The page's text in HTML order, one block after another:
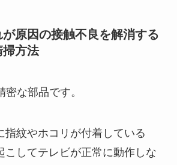
原因の接触不良を解消する
掃方法
な部品です。
指紋やホコリが付着している
こしてテレビが正常に動作しな